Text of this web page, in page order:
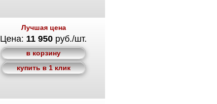
Лучшая цена
Цена: 11 950 руб./шт.
в корзину
купить в 1 клик